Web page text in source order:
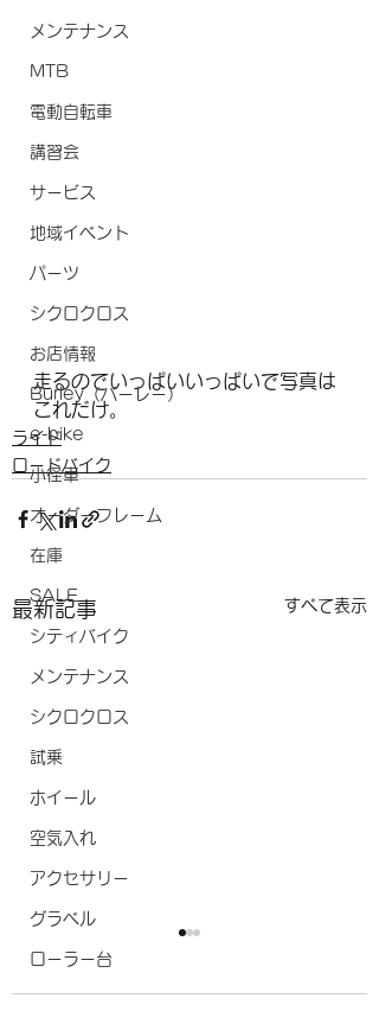
メンテナンス
MTB
電動自転車
講習会
サービス
地域イベント
パーツ
シクロクロス
お店情報
Burley（バーレー）
e-bike
小径車
オーダーフレーム
在庫
SALE
シティバイク
メンテナンス
シクロクロス
試乗
ホイール
空気入れ
アクセサリー
グラベル
ローラー台
走るのでいっぱいいっぱいで写真は
これだけ。
ライド
ロードバイク
最新記事 すべて表示